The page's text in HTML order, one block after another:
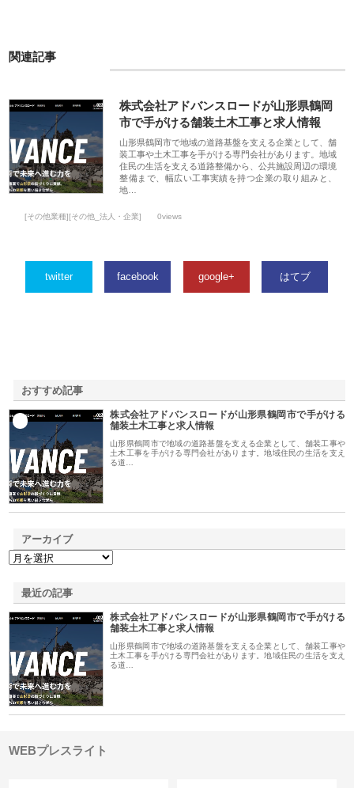
関連記事
株式会社アドバンスロードが山形県鶴岡
市で手がける舗装土木工事と求人情報
山形県鶴岡市で地域の道路基盤を支える企業として、舗
装工事や土木工事を手がける専門会社があります。地域
住民の生活を支える道路整備から、公共施設周辺の環境
整備まで、幅広い工事実績を持つ企業の取り組みと、
地…
[その他業種][その他_法人・企業] 0views
twitter facebook google+ はてブ
おすすめ記事
株式会社アドバンスロードが山形県鶴岡市で手がける
舗装土木工事と求人情報
山形県鶴岡市で地域の道路基盤を支える企業として、舗装工事や
土木工事を手がける専門会社があります。地域住民の生活を支え
る道…
アーカイブ
最近の記事
株式会社アドバンスロードが山形県鶴岡市で手がける
舗装土木工事と求人情報
山形県鶴岡市で地域の道路基盤を支える企業として、舗装工事や
土木工事を手がける専門会社があります。地域住民の生活を支え
る道…
WEBプレスライト